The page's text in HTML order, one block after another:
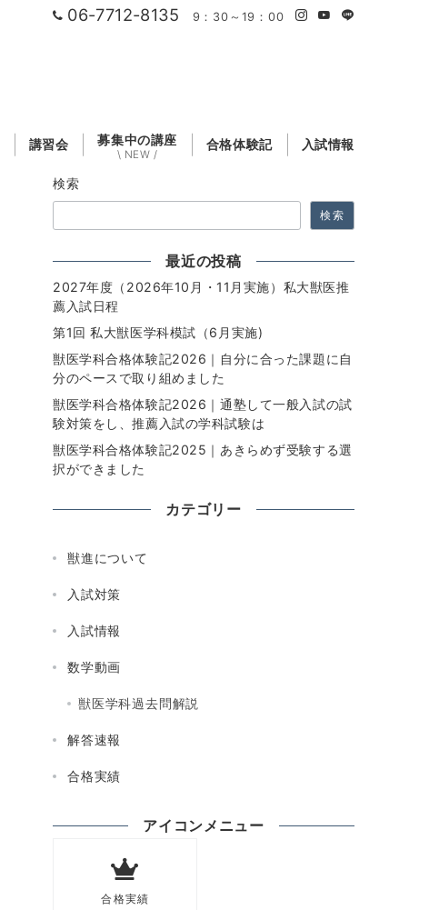
06-7712-8135 9：30～19：00
講習会 募集中の講座
\ NEW /
合格体験記 入試情報
検索
検索
最近の投稿
2027年度（2026年10月・11月実施）私大獣医推
薦入試日程
第1回 私大獣医学科模試（6月実施)
獣医学科合格体験記2026｜自分に合った課題に自
分のペースで取り組めました
獣医学科合格体験記2026｜通塾して一般入試の試
験対策をし、推薦入試の学科試験は
獣医学科合格体験記2025｜あきらめず受験する選
択ができました
カテゴリー
獣進について
入試対策
入試情報
数学動画
獣医学科過去問解説
解答速報
合格実績
アイコンメニュー
合格実績